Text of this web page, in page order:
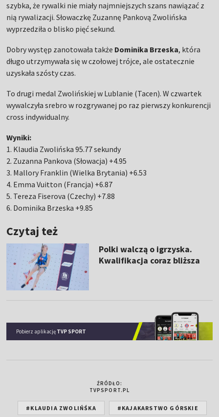
szybka, że rywalki nie miały najmniejszych szans nawiązać z
nią rywalizacji. Słowaczkę Zuzannę Pankovą Zwolińska
wyprzedziła o blisko pięć sekund.
Dobry występ zanotowała także Dominika Brzeska, która
długo utrzymywała się w czołowej trójce, ale ostatecznie
uzyskała szósty czas.
To drugi medal Zwolińskiej w Lublanie (Tacen). W czwartek
wywalczyła srebro w rozgrywanej po raz pierwszy konkurencji
cross indywidualny.
Wyniki:
1. Klaudia Zwolińska 95.77 sekundy
2. Zuzanna Pankova (Słowacja) +4.95
3. Mallory Franklin (Wielka Brytania) +6.53
4. Emma Vuitton (Francja) +6.87
5. Tereza Fiserova (Czechy) +7.88
6. Dominika Brzeska +9.85
Czytaj też
Polki walczą o igrzyska.
Kwalifikacja coraz bliższa
Pobierz aplikację TVP SPORT
ŹRÓDŁO:
TVPSPORT.PL
#KLAUDIA ZWOLIŃŚKA #KAJAKARSTWO GÓRSKIE